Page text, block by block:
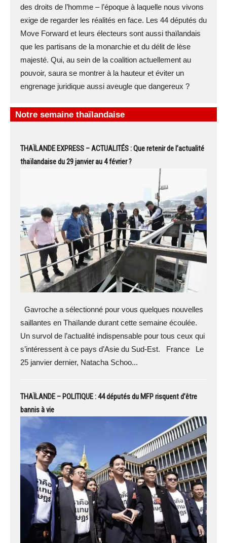
des droits de l’homme – l’époque à laquelle nous vivons
exige de regarder les réalités en face. Les 44 députés du
Move Forward et leurs électeurs sont aussi thaïlandais
que les partisans de la monarchie et du délit de lèse
majesté. Qui, au sein de la coalition actuellement au
pouvoir, saura se montrer à la hauteur et éviter un
engrenage juridique aussi aveugle que dangereux ?
Notre semaine thaïlandaise
THAÏLANDE EXPRESS – ACTUALITÉS : Que retenir de l’actualité
thaïlandaise du 29 janvier au 4 février ?
Gavroche a sélectionné pour vous quelques nouvelles
saillantes en Thaïlande durant cette semaine écoulée.
Un survol de l’actualité indispensable pour tous ceux qui
s’intéressent à ce pays d’Asie du Sud-Est. France Le
25 janvier dernier, Natacha Schoo...
THAÏLANDE – POLITIQUE : 44 députés du MFP risquent d’être
bannis à vie